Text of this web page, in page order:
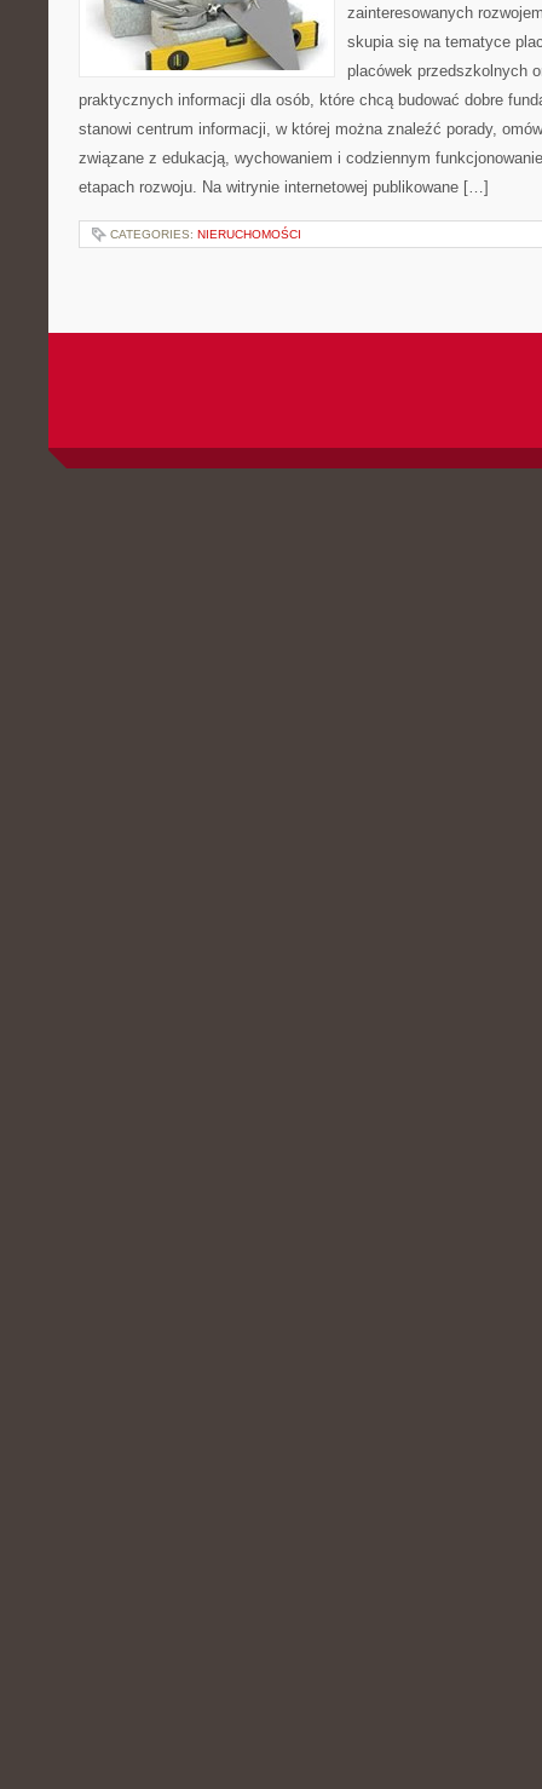
zainteresowanych
skupia się na tematyce
placówek przedszkolnych
praktycznych informacji dla osób, które chcą budować dobre
stanowi centrum informacji, w której można znaleźć porady,
związane z edukacją, wychowaniem i codziennym
etapach rozwoju. Na witrynie internetowej publikowane […]
CATEGORIES: NIERUCHOMOŚCI